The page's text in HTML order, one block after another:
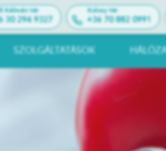
Kálmán tér
30 294 9327
Kolosy tér
+36 70 882 0991
SZOLGÁLTATÁSOK